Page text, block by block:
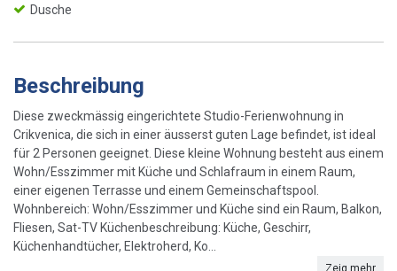
Dusche
Beschreibung
Diese zweckmässig eingerichtete Studio-Ferienwohnung in
Crikvenica, die sich in einer äusserst guten Lage befindet, ist ideal
für 2 Personen geeignet. Diese kleine Wohnung besteht aus einem
Wohn/Esszimmer mit Küche und Schlafraum in einem Raum,
einer eigenen Terrasse und einem Gemeinschaftspool.
Wohnbereich: Wohn/Esszimmer und Küche sind ein Raum, Balkon,
Fliesen, Sat-TV Küchenbeschreibung: Küche, Geschirr,
Küchenhandtücher, Elektroherd, Ko...